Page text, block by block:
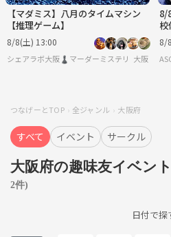
【マダミス】八月のタイムマシン
【推理ゲーム】
8/8(土) 13:00
シェアラボ大阪♟️マーダーミステリー/ボードゲ
大阪
8/
校
8/
つなげーとTOP 全ジャンル 大阪府
すべて イベント サークル
大阪府の趣味友イベン
2件)
日付で探